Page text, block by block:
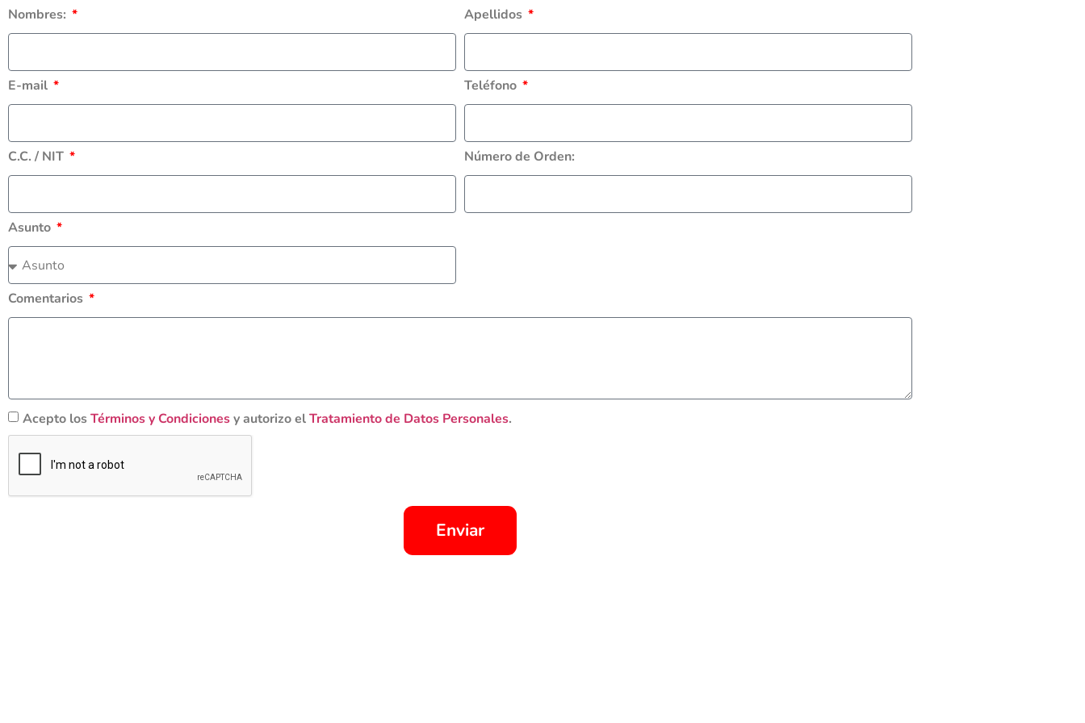
Nombres: Apellidos
E-mail Teléfono
C.C. / NIT Número de Orden:
Asunto
Comentarios
Acepto losTérminos y Condicionesy autorizo elTratamiento de Datos Personales.
Enviar